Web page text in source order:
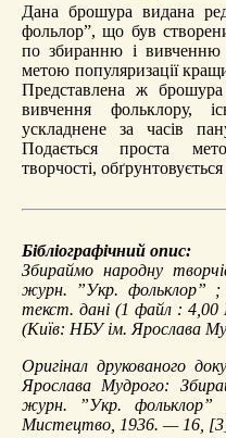
Дана брошура видана
фольлор”, що був
по збиранню і вивченню
метою популяризації
Представлена ж
вивчення фольклору,
ускладнене за часів
Подається проста
творчості,
Бібліографічний опис:
Збираймо народну
журн. ”Укр. фольклор”
текст. дані (1 файл :
(Київ: НБУ ім. Ярослава
Оригінал друкованого
Ярослава Мудрого:
журн. ”Укр.
Мистецтво, 1936. — 16,